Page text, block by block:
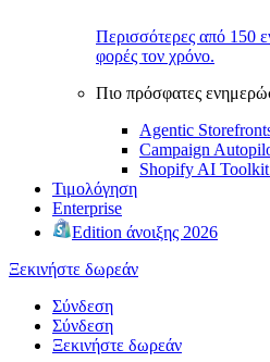
Περισσότερες από 150
φορές τον χρόνο.
Πιο πρόσφατες
Agentic
Campaign
Shopify AI Toolkit
Τιμολόγηση
Enterprise
Edition άνοιξης 2026
Ξεκινήστε δωρεάν
Σύνδεση
Σύνδεση
Ξεκινήστε δωρεάν